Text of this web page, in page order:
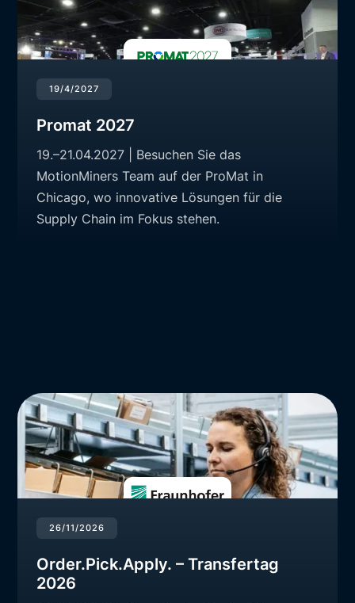
19/4/2027
Promat 2027
19.–21.04.2027 | Besuchen Sie das
MotionMiners Team auf der ProMat in
Chicago, wo innovative Lösungen für die
Supply Chain im Fokus stehen.
26/11/2026
Order.Pick.Apply. – Transfertag
2026